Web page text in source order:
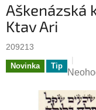
Aškenázská
Ktav Ari
209213
Novinka Tip